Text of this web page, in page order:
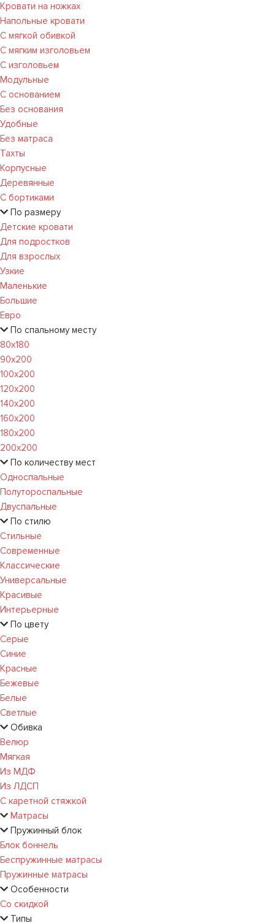
Кровати на ножках
Напольные кровати
С мягкой обивкой
С мягким изголовьем
С изголовьем
Модульные
С основанием
Без основания
Удобные
Без матраса
Тахты
Корпусные
Деревянные
С бортиками
По размеру
Детские кровати
Для подростков
Для взрослых
Узкие
Маленькие
Большие
Евро
По спальному месту
80х180
90х200
100х200
120x200
140х200
160х200
180х200
200х200
По количеству мест
Односпальные
Полутороспальные
Двуспальные
По стилю
Стильные
Современные
Классические
Универсальные
Красивые
Интерьерные
По цвету
Серые
Синие
Красные
Бежевые
Белые
Светлые
Обивка
Велюр
Мягкая
Из МДФ
Из ЛДСП
С каретной стяжкой
Матрасы
Пружинный блок
Блок боннель
Беспружинные матрасы
Пружинные матрасы
Особенности
Со скидкой
Типы